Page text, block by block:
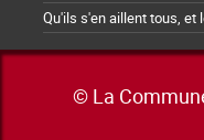
Qu'ils s'en aillent tous, et
© La